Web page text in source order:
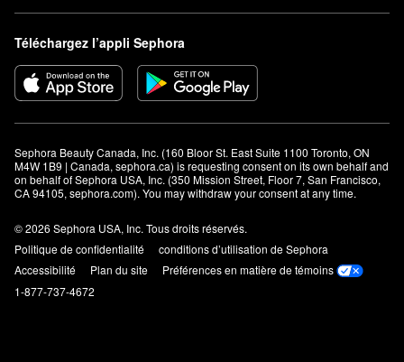
Téléchargez l’appli Sephora
Sephora Beauty Canada, Inc. (160 Bloor St. East Suite 1100 Toronto, ON
M4W 1B9 | Canada, sephora.ca) is requesting consent on its own behalf and
on behalf of Sephora USA, Inc. (350 Mission Street, Floor 7, San Francisco,
CA 94105, sephora.com). You may withdraw your consent at any time.
© 2026 Sephora USA, Inc. Tous droits réservés.
Politique de confidentialité
conditions d’utilisation de Sephora
Accessibilité
Plan du site
Préférences en matière de témoins
1-877-737-4672